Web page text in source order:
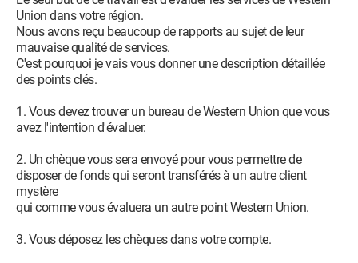
Union dans votre région.
Nous avons reçu beaucoup de rapports au sujet de leur
mauvaise qualité de services.
C'est pourquoi je vais vous donner une description détaillée
des points clés.
1. Vous devez trouver un bureau de Western Union que vous
avez l'intention d'évaluer.
2. Un chèque vous sera envoyé pour vous permettre de
disposer de fonds qui seront transférés à un autre client
mystère
qui comme vous évaluera un autre point Western Union.
3. Vous déposez les chèques dans votre compte.